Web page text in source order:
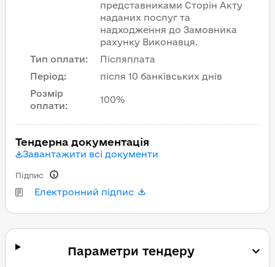
представниками Сторін Акту
наданих послуг та
надходження до Замовника
рахунку Виконавця.
Тип оплати:
Післяплата
Період:
після 10 банківських днів
Розмір
оплати:
100%
Тендерна документація
Завантажити всі документи
Електронний підпис
Підпис
Параметри тендеру